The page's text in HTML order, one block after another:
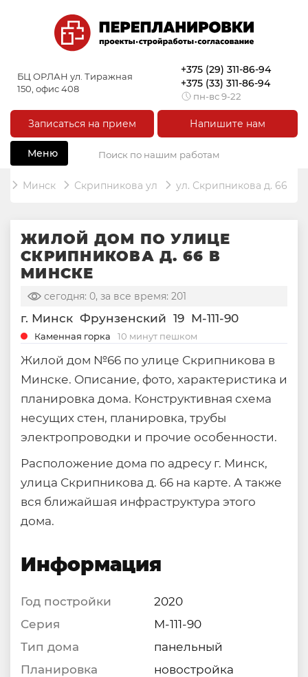
БЦ ОРЛАН ул. Тиражная
150, офис 408
+375 (29) 311-86-94
+375 (33) 311-86-94
пн-вс 9-22
Записаться на прием Напишите нам
Меню
Минск Скрипникова ул ул. Скрипникова д. 66
ЖИЛОЙ ДОМ ПО УЛИЦЕ
СКРИПНИКОВА Д. 66 В
МИНСКЕ
сегодня: 0, за все время: 201
г. Минск Фрунзенский 19 M-111-90
Каменная горка 10 минут пешком
Жилой дом №66 по улице Скрипникова в
Минске. Описание, фото, характеристика и
планировка дома. Конструктивная схема
несущих стен, планировка, трубы
электропроводки и прочие особенности.
Расположение дома по адресу г. Минск,
улица Скрипникова д. 66 на карте. А также
вся ближайшая инфраструктура этого
дома.
Информация
Год постройки
2020
Серия
М-111-90
Тип дома
панельный
Планировка
новостройка